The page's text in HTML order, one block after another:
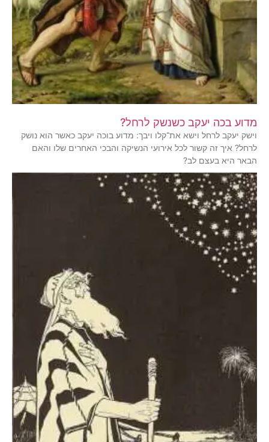
מדוע בכה יעקב כשנשק לרחל?
וישק יעקב לרחל וישא את־קלו ויבך: מדוע בוכה יעקב כאשר הוא נושק
לרחל? איך זה קשור לכל אירועי הנשיקה והבכי האחרים שלו והאם
הבאר היא בעצם לב?